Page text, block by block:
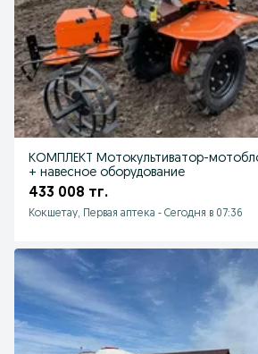
КОМПЛЕКТ Мотокультиватор-
+ навесное оборудование
433 008 тг.
Кокшетау, Первая аптека - Сегодня в 07:36